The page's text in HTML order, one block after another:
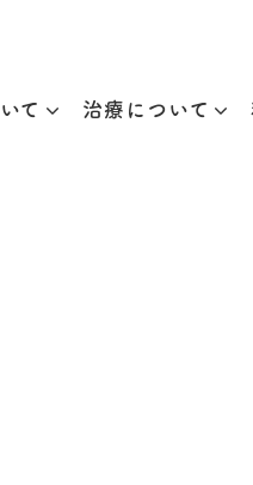
て 治療について